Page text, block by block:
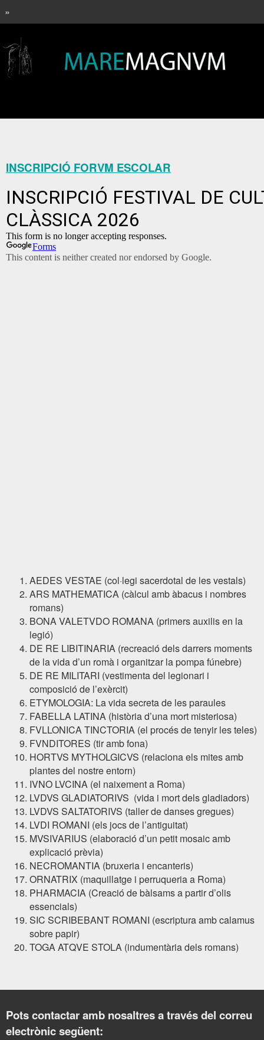
»
INSCRIPCIÓ FORVM ESCOLAR
AEDES VESTAE (col·legi sacerdotal de les vestals)
ARS MATHEMATICA (càlcul amb àbacus i nombres
romans)
BONA VALETVDO ROMANA (primers auxilis en la
legió)
DE RE LIBITINARIA (recreació dels darrers moments
de la vida d’un romà i organitzar la pompa fúnebre)
DE RE MILITARI (vestimenta del legionari i
composició de l’exèrcit)
ETYMOLOGIA: La vida secreta de les paraules
FABELLA LATINA (història d’una mort misteriosa)
FVLLONICA TINCTORIA (el procés de tenyir les teles)
FVNDITORES (tir amb fona)
HORTVS MYTHOLGICVS (relaciona els mites amb
plantes del nostre entorn)
IVNO LVCINA (el naixement a Roma)
LVDVS GLADIATORIVS (vida i mort dels gladiadors)
LVDVS SALTATORIVS (taller de danses gregues)
LVDI ROMANI (els jocs de l’antiguitat)
MVSIVARIUS (elaboració d’un petit mosaic amb
explicació prèvia)
NECROMANTIA (bruxeria i encanteris)
ORNATRIX (maquillatge i perruqueria a Roma)
PHARMACIA (Creació de bàlsams a partir d’olis
essencials)
SIC SCRIBEBANT ROMANI (escriptura amb calamus
sobre papir)
TOGA ATQVE STOLA (indumentària dels romans)
Pots contactar amb nosaltres a través del correu
electrònic següent: